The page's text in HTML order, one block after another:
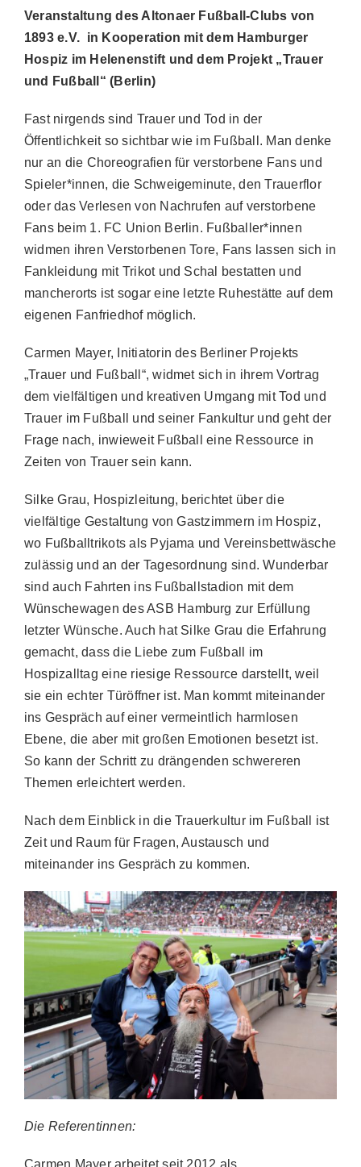
Erfahrungsberichte
Datenschutzerklärung
Impressum
Veranstaltung des Altonaer Fußball-Clubs von
1893 e.V. in Kooperation mit dem Hamburger
Hospiz im Helenenstift und dem Projekt „Trauer
und Fußball“ (Berlin)
Fast nirgends sind Trauer und Tod in der
Öffentlichkeit so sichtbar wie im Fußball. Man denke
nur an die Choreografien für verstorbene Fans und
Spieler*innen, die Schweigeminute, den Trauerflor
oder das Verlesen von Nachrufen auf verstorbene
Fans beim 1. FC Union Berlin. Fußballer*innen
widmen ihren Verstorbenen Tore, Fans lassen sich in
Fankleidung mit Trikot und Schal bestatten und
mancherorts ist sogar eine letzte Ruhestätte auf dem
eigenen Fanfriedhof möglich.
Carmen Mayer, Initiatorin des Berliner Projekts
„Trauer und Fußball“, widmet sich in ihrem Vortrag
dem vielfältigen und kreativen Umgang mit Tod und
Trauer im Fußball und seiner Fankultur und geht der
Frage nach, inwieweit Fußball eine Ressource in
Zeiten von Trauer sein kann.
Silke Grau, Hospizleitung, berichtet über die
vielfältige Gestaltung von Gastzimmern im Hospiz,
wo Fußballtrikots als Pyjama und Vereinsbettwäsche
zulässig und an der Tagesordnung sind. Wunderbar
sind auch Fahrten ins Fußballstadion mit dem
Wünschewagen des ASB Hamburg zur Erfüllung
letzter Wünsche. Auch hat Silke Grau die Erfahrung
gemacht, dass die Liebe zum Fußball im
Hospizalltag eine riesige Ressource darstellt, weil
sie ein echter Türöffner ist. Man kommt miteinander
ins Gespräch auf einer vermeintlich harmlosen
Ebene, die aber mit großen Emotionen besetzt ist.
So kann der Schritt zu drängenden schwereren
Themen erleichtert werden.
Nach dem Einblick in die Trauerkultur im Fußball ist
Zeit und Raum für Fragen, Austausch und
miteinander ins Gespräch zu kommen.
Die Referentinnen:
Carmen Mayer arbeitet seit 2012 als